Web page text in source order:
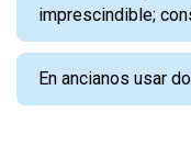
imprescindible;
En ancianos usar